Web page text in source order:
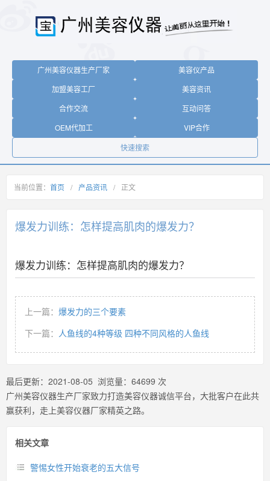
广州美容仪器生产厂家
美容仪产品
加盟美容工厂
美容资讯
合作交流
互动问答
OEM代加工
VIP合作
快速搜索
当前位置： 首页 / 产品资讯 / 正文
爆发力训练：怎样提高肌肉的爆发力？
爆发力训练：怎样提高肌肉的爆发力？
上一篇： 爆发力的三个要素
下一篇： 人鱼线的4种等级 四种不同风格的人鱼线
最后更新： 2021-08-05 浏览量： 64699 次
广州美容仪器生产厂家致力打造美容仪器诚信平台，大批客户在此共
赢获利，走上美容仪器厂家精英之路。
相关文章
警惕女性开始衰老的五大信号